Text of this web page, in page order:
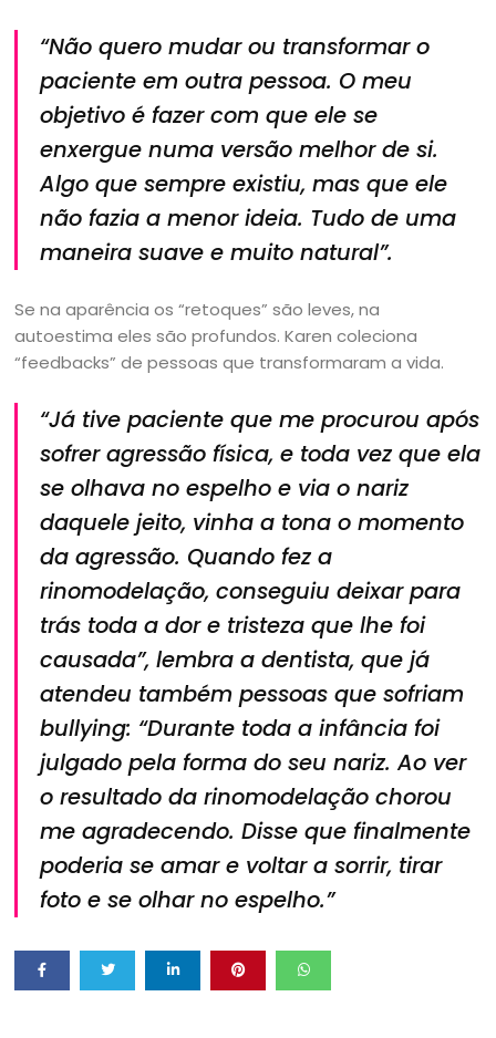
“Não quero mudar ou transformar o
paciente em outra pessoa. O meu
objetivo é fazer com que ele se
enxergue numa versão melhor de si.
Algo que sempre existiu, mas que ele
não fazia a menor ideia. Tudo de uma
maneira suave e muito natural”.
Se na aparência os “retoques” são leves, na
autoestima eles são profundos. Karen coleciona
“feedbacks” de pessoas que transformaram a vida.
“Já tive paciente que me procurou após
sofrer agressão física, e toda vez que ela
se olhava no espelho e via o nariz
daquele jeito, vinha a tona o momento
da agressão. Quando fez a
rinomodelação, conseguiu deixar para
trás toda a dor e tristeza que lhe foi
causada”, lembra a dentista, que já
atendeu também pessoas que sofriam
bullying: “Durante toda a infância foi
julgado pela forma do seu nariz. Ao ver
o resultado da rinomodelação chorou
me agradecendo. Disse que finalmente
poderia se amar e voltar a sorrir, tirar
foto e se olhar no espelho.”